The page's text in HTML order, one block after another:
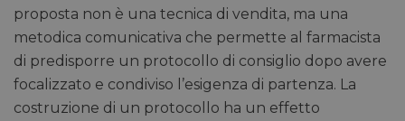
proposta non è una tecnica di vendita, ma una
metodica comunicativa che permette al farmacista
di predisporre un protocollo di consiglio dopo avere
focalizzato e condiviso l’esigenza di partenza. La
costruzione di un protocollo ha un effetto